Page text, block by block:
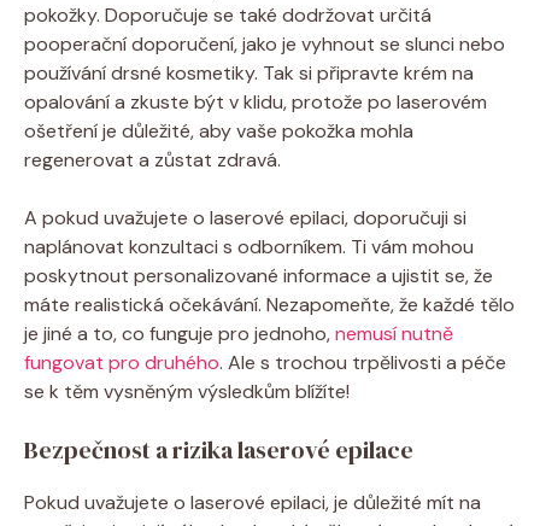
pokožky. Doporučuje se také dodržovat určitá
pooperační doporučení, jako je vyhnout se slunci nebo
používání drsné kosmetiky. Tak si připravte krém na
opalování a zkuste být v klidu, protože po laserovém
ošetření je důležité, aby vaše pokožka mohla
regenerovat a zůstat zdravá.
A pokud uvažujete o laserové epilaci, doporučuji si
naplánovat konzultaci s odborníkem. Ti vám mohou
poskytnout personalizované informace a ujistit se, že
máte realistická očekávání. Nezapomeňte, že každé tělo
je jiné a to, co funguje pro jednoho,nemusí nutně
fungovat pro druhého. Ale s trochou trpělivosti a péče
se k těm vysněným výsledkům blížíte!
Bezpečnost a rizika laserové epilace
Pokud uvažujete o laserové epilaci, je důležité mít na